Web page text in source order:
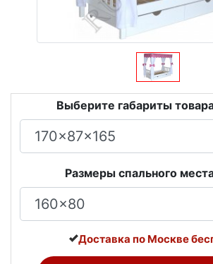
Выберите габариты
Размеры спального
Доставка по Москве